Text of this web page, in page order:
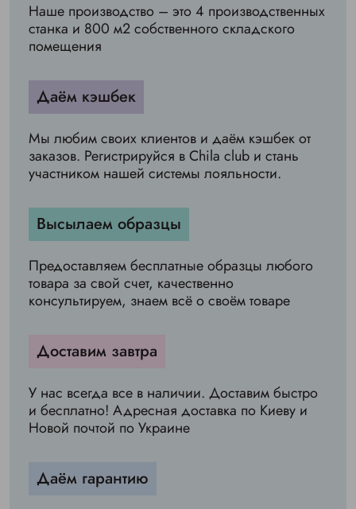
Наше производство – это 4 производственных
станка и 800 м2 собственного складского
помещения
Даём кэшбек
Мы любим своих клиентов и даём кэшбек от
заказов. Регистрируйся в Chila club и стань
участником нашей системы лояльности.
Высылаем образцы
Предоставляем бесплатные образцы любого
товара за свой счет, качественно
консультируем, знаем всё о своём товаре
Доставим завтра
У нас всегда все в наличии. Доставим быстро
и бесплатно! Адресная доставка по Киеву и
Новой почтой по Украине
Даём гарантию